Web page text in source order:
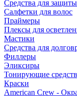
Средства для
Салфетки для волос
Праймеры
Плексы для
Мастики
Средства для
Филлеры
Эликсиры
Тонирующие
Краски
American Crew -